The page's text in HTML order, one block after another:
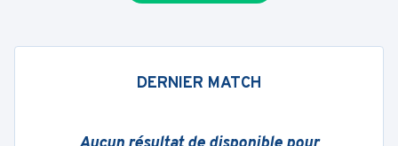
DERNIER MATCH